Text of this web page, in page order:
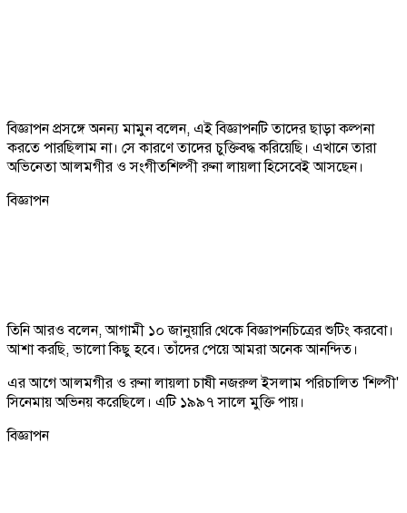
বিজ্ঞাপন প্রসঙ্গে অনন্য মামুন বলেন, এই বিজ্ঞাপনটি তাদের ছাড়া কল্পনা
করতে পারছিলাম না। সে কারণে তাদের চুক্তিবদ্ধ করিয়েছি। এখানে তারা
অভিনেতা আলমগীর ও সংগীতশিল্পী রুনা লায়লা হিসেবেই আসছেন।
বিজ্ঞাপন
তিনি আরও বলেন, আগামী ১০ জানুয়ারি থেকে বিজ্ঞাপনচিত্রের শুটিং করবো।
আশা করছি, ভালো কিছু হবে। তাঁদের পেয়ে আমরা অনেক আনন্দিত।
এর আগে আলমগীর ও রুনা লায়লা চাষী নজরুল ইসলাম পরিচালিত 'শিল্পী'
সিনেমায় অভিনয় করেছিলে। এটি ১৯৯৭ সালে মুক্তি পায়।
বিজ্ঞাপন